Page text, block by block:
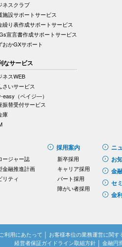
ネスクラブ
施設サポートサービス
繰り表作成サポートサービス
宣言書作成サポートサービス
おかGXサポート
なサービス
ネスWEB
さいサービス
easy（ペイジ―）
振替受付サービス
庫
ージャー誌
金融推進計画
リティ
採用案内
新卒採用
キャリア採用
パート採用
障がい者採用
ニ
お
金
セ
金
利用にあたって │ お客様本位の業務運営に関す
経営者保証ガイドライン取組方針│ 金融円